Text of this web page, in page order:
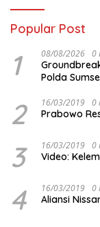
Popular Post
1 08/08/2026 0
Polda
2 16/03/2019 0
Prabowo
3 16/03/2019 0
Video:
4 16/03/2019 0
Aliansi